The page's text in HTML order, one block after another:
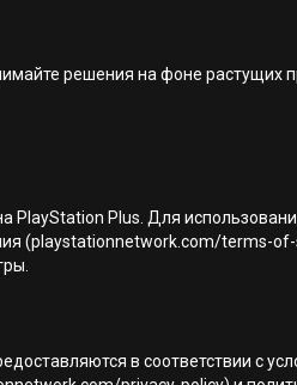
решения на фоне растущих
Plus. Для
(playstationnetwork.com/terms-
в соответствии с